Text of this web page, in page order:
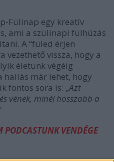
Fülinap egy kreatív
ami a szülinapi fülhúzás
A “füled érjen
vezethető vissza, hogy a
életünk végéig
hallás már lehet, hogy
fontos sora is: „Azt
vének, minél hosszabb a
PODCASTUNK VENDÉGE